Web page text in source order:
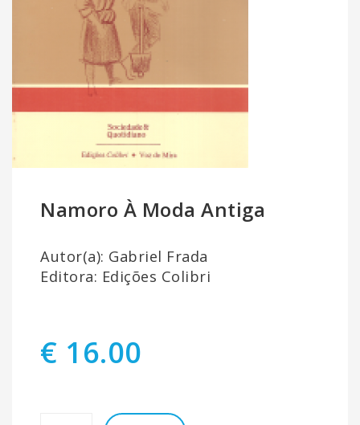
Namoro À Moda Antiga
Autor(a): Gabriel Frada
Editora: Edições Colibri
€ 16.00